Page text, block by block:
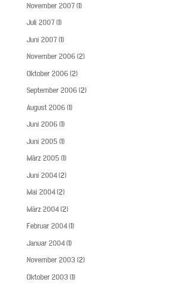
November 2007(1)
Juli 2007(1)
Juni 2007(1)
November 2006(2)
Oktober 2006(2)
September 2006(2)
August 2006(1)
Juni 2006(1)
Juni 2005(1)
März 2005(1)
Juni 2004(2)
Mai 2004(2)
März 2004(2)
Februar 2004(1)
Januar 2004(1)
November 2003 (2)
Oktober 2003 (1)